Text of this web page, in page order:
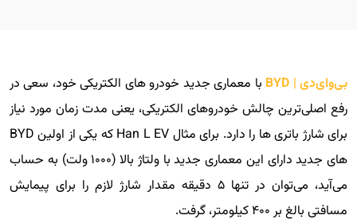
بی‌وای‌دی | BYD
با معماری جدید خودرو های الکتریکی خود، سعی در
رفع اصلی‌ترین چالش خودروهای الکتریکی، یعنی مدت زمان مورد نیاز
برای شارژ باتری ها را دارد. برای مثال Han L EV که یکی از اولین BYD
های جدید دارای این معماری جدید با ولتاژ بالا (۱۰۰۰ ولت) به حساب
می‌آید، می‌توان در تنها ۵ دقیقه مقدار شارژ لازم را برای پیمایش
مسافتی بالغ بر ۴۰۰ کیلومتر، گرفت.